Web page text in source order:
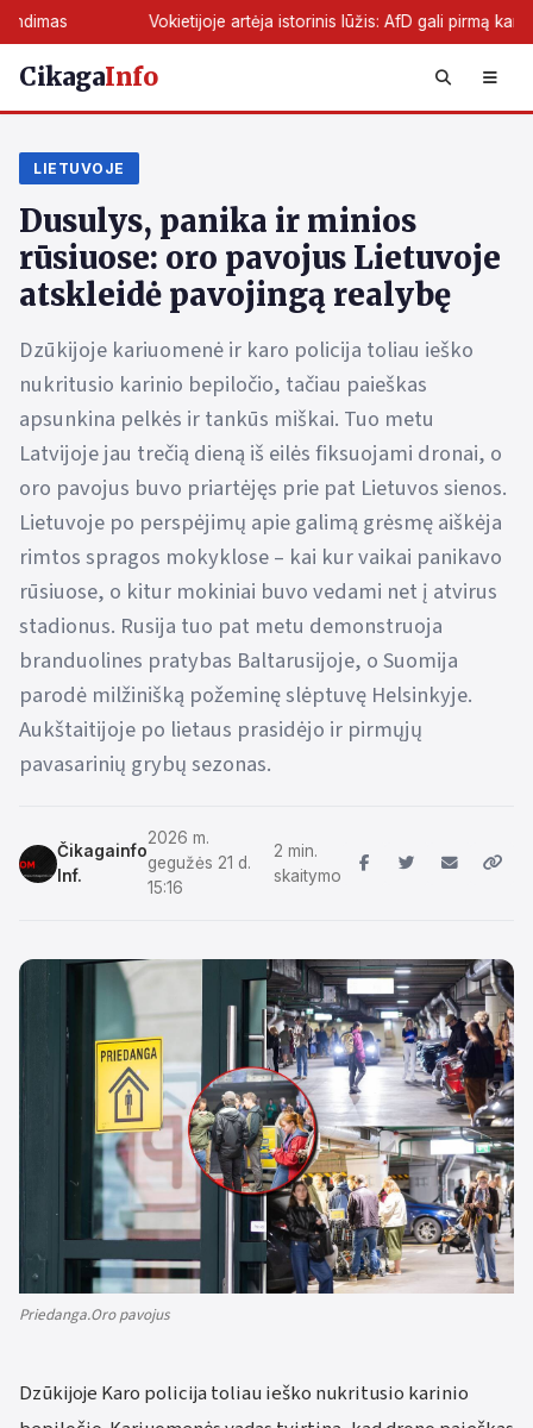
Vokietijoje artėja istorinis lūžis: AfD gali pirmą kartą perimti
CikagaInfo
LIETUVOJE
Dusulys, panika ir minios
rūsiuose: oro pavojus Lietuvoje
atskleidė pavojingą realybę
Dzūkijoje kariuomenė ir karo policija toliau ieško
nukritusio karinio bepiločio, tačiau paieškas
apsunkina pelkės ir tankūs miškai. Tuo metu
Latvijoje jau trečią dieną iš eilės fiksuojami dronai, o
oro pavojus buvo priartėjęs prie pat Lietuvos sienos.
Lietuvoje po perspėjimų apie galimą grėsmę aiškėja
rimtos spragos mokyklose – kai kur vaikai panikavo
rūsiuose, o kitur mokiniai buvo vedami net į atvirus
stadionus. Rusija tuo pat metu demonstruoja
branduolines pratybas Baltarusijoje, o Suomija
parodė milžinišką požeminę slėptuvę Helsinkyje.
Aukštaitijoje po lietaus prasidėjo ir pirmųjų
pavasarinių grybų sezonas.
Čikagainfo
Inf.
2026 m.
gegužės 21 d.
15:16
2 min.
skaitymo
Priedanga.Oro pavojus
Dzūkijoje Karo policija toliau ieško nukritusio karinio